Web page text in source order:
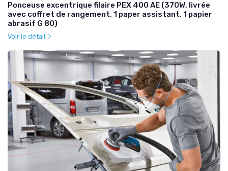
Ponceuse excentrique filaire PEX 400 AE (370W, livrée
avec coffret de rangement, 1 paper assistant, 1 papier
abrasif G 80)
Voir le détail